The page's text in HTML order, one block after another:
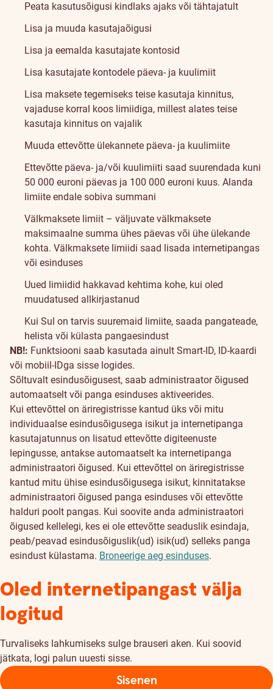
Peata kasutusõigusi kindlaks ajaks või tähtajatult
Lisa ja muuda kasutajaõigusi
Lisa ja eemalda kasutajate kontosid
Lisa kasutajate kontodele päeva- ja kuulimiit
Lisa maksete tegemiseks teise kasutaja kinnitus,
vajaduse korral koos limiidiga, millest alates teise
kasutaja kinnitus on vajalik
Muuda ettevõtte ülekannete päeva- ja kuulimiite
Ettevõtte päeva- ja/või kuulimiiti saad suurendada kuni
50 000 euroni päevas ja 100 000 euroni kuus. Alanda
limiite endale sobiva summani
Välkmaksete limiit – väljuvate välkmaksete
maksimaalne summa ühes päevas või ühe ülekande
kohta. Välkmaksete limiidi saad lisada internetipangas
või esinduses
Uued limiidid hakkavad kehtima kohe, kui oled
muudatused allkirjastanud
Kui Sul on tarvis suuremaid limiite, saada pangateade,
helista või külasta pangaesindust
NB!: Funktsiooni saab kasutada ainult Smart-ID, ID-kaardi
või mobiil-IDga sisse logides.
Sõltuvalt esindusõigusest, saab administraator õigused
automaatselt või panga esinduses aktiveerides.
Kui ettevõttel on äriregistrisse kantud üks või mitu
individuaalse esindusõigusega isikut ja internetipanga
kasutajatunnus on lisatud ettevõtte digiteenuste
lepingusse, antakse automaatselt ka internetipanga
administraatori õigused. Kui ettevõttel on äriregistrisse
kantud mitu ühise esindusõigusega isikut, kinnitatakse
administraatori õigused panga esinduses või ettevõtte
halduri poolt pangas. Kui soovite anda administraatori
õigused kellelegi, kes ei ole ettevõtte seaduslik esindaja,
peab/peavad esindusõiguslik(ud) isik(ud) selleks panga
esindust külastama. Broneerige aeg esinduses.
Oled internetipangast välja
logitud
Turvaliseks lahkumiseks sulge brauseri aken. Kui soovid
jätkata, logi palun uuesti sisse.
Sisenen